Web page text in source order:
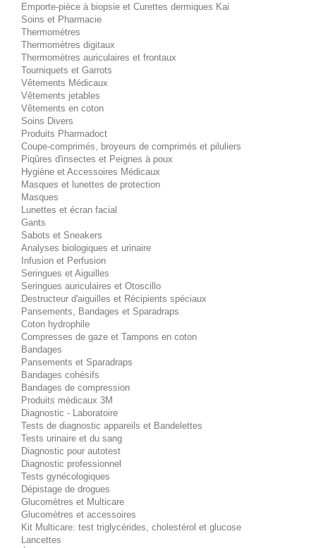
Emporte-pièce à biopsie et Curettes dermiques Kai
Soins et Pharmacie
Thermomètres
Thermomètres digitaux
Thermomètres auriculaires et frontaux
Tourniquets et Garrots
Vêtements Médicaux
Vêtements jetables
Vêtements en coton
Soins Divers
Produits Pharmadoct
Coupe-comprimés, broyeurs de comprimés et piluliers
Piqûres d'insectes et Peignes à poux
Hygiène et Accessoires Médicaux
Masques et lunettes de protection
Masques
Lunettes et écran facial
Gants
Sabots et Sneakers
Analyses biologiques et urinaire
Infusion et Perfusion
Seringues et Aiguilles
Seringues auriculaires et Otoscillo
Destructeur d'aiguilles et Récipients spéciaux
Pansements, Bandages et Sparadraps
Coton hydrophile
Compresses de gaze et Tampons en coton
Bandages
Pansements et Sparadraps
Bandages cohésifs
Bandages de compression
Produits médicaux 3M
Diagnostic - Laboratoire
Tests de diagnostic appareils et Bandelettes
Tests urinaire et du sang
Diagnostic pour autotest
Diagnostic professionnel
Tests gynécologiques
Dépistage de drogues
Glucomètres et Multicare
Glucomètres et accessoires
Kit Multicare: test triglycérides, cholestérol et glucose
Lancettes